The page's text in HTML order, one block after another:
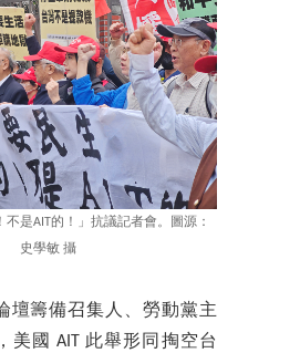
不是AIT的！」抗議記者會。圖源：
史學敏 攝
壇籌備召集人、勞動黨主
美國 AIT 此舉形同掏空台